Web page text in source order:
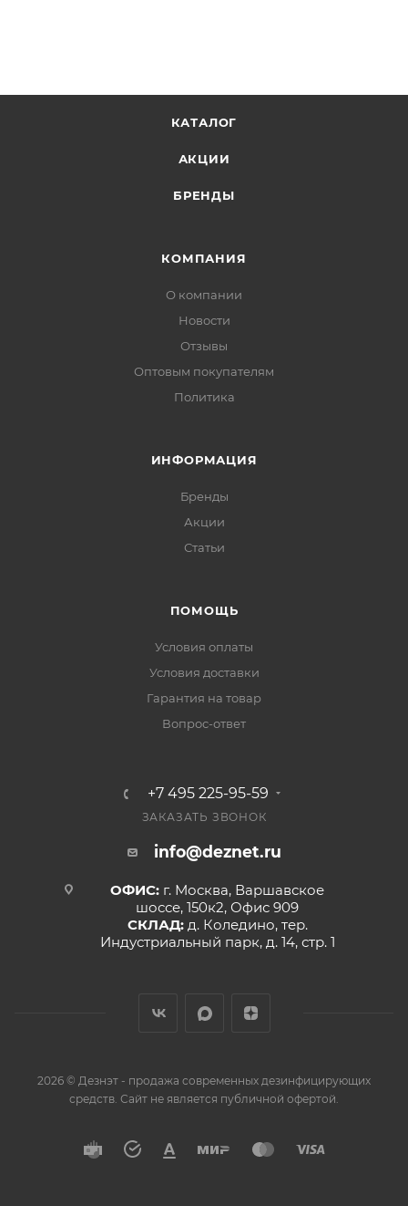
КАТАЛОГ
АКЦИИ
БРЕНДЫ
КОМПАНИЯ
О компании
Новости
Отзывы
Оптовым покупателям
Политика
ИНФОРМАЦИЯ
Бренды
Акции
Статьи
ПОМОЩЬ
Условия оплаты
Условия доставки
Гарантия на товар
Вопрос-ответ
+7 495 225-95-59
ЗАКАЗАТЬ ЗВОНОК
info@deznet.ru
ОФИС: г. Москва, Варшавское
шоссе, 150к2, Офис 909
СКЛАД: д. Коледино, тер.
Индустриальный парк, д. 14, стр. 1
2026 © Дезнэт - продажа современных дезинфицирующих
средств. Сайт не является публичной офертой.